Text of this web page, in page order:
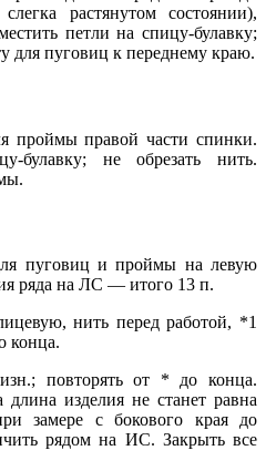
растянутом состоянии),
петли на спицу-булавку;
для пуговиц к переднему краю.
проймы правой части спинки.
булавку; не обрезать нить.
пуговиц и проймы на левую
ряда на ЛС — итого 13 п.
нить перед работой, *1
конца.
повторять от * до конца.
изделия не станет равна
замере с бокового края до
рядом на ИС. Закрыть все